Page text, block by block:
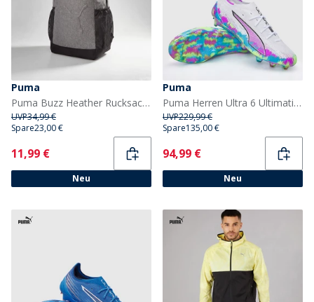
Puma
Puma Buzz Heather Rucksack Medium Grey Heather
UVP34,99 €
Spare23,00 €
Current
11,99 €
Neu
Puma
Puma Herren Ultra 6 Ultimative Brillanz FG Fester Boden Fußballschuhe Puma White
UVP229,99 €
Spare135,00 €
Current
94,99 €
Neu